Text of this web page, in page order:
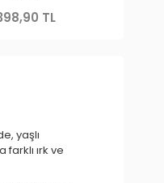
TL
yaşlı
ırk ve